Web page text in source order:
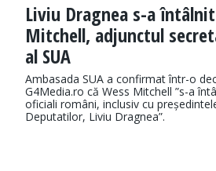
Liviu Dragnea s-a
Mitchell, adjunctul
al SUA
Ambasada SUA a confirmat într-o
G4Media.ro că Wess Mitchell ”s-a
oficiali români, inclusiv cu
Deputatilor, Liviu Dragnea”.